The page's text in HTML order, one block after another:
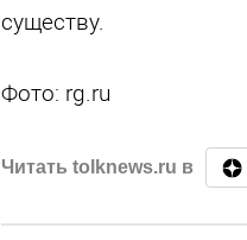
существу.
Фото: rg.ru
Читать tolknews.ru в